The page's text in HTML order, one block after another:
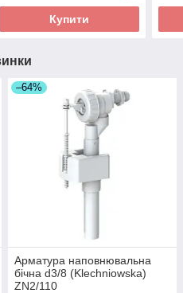
Купити
–64%
Арматура наповнювальна
бічна d3/8 (Klechniowska)
ZN2/110